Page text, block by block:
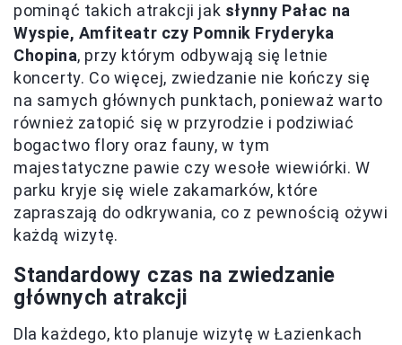
pominąć takich atrakcji jak słynny Pałac na
Wyspie, Amfiteatr czy Pomnik Fryderyka
Chopina, przy którym odbywają się letnie
koncerty. Co więcej, zwiedzanie nie kończy się
na samych głównych punktach, ponieważ warto
również zatopić się w przyrodzie i podziwiać
bogactwo flory oraz fauny, w tym
majestatyczne pawie czy wesołe wiewiórki. W
parku kryje się wiele zakamarków, które
zapraszają do odkrywania, co z pewnością ożywi
każdą wizytę.
Standardowy czas na zwiedzanie
głównych atrakcji
Dla każdego, kto planuje wizytę w Łazienkach